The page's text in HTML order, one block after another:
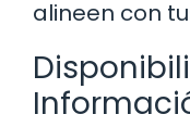
alineen con